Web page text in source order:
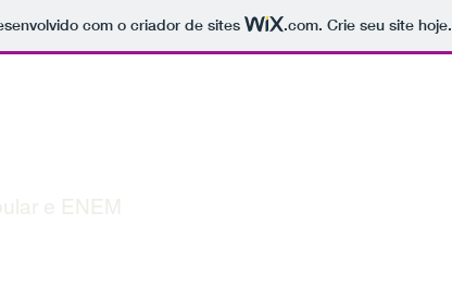
com o criador de sites .com. Crie seu site hoje.